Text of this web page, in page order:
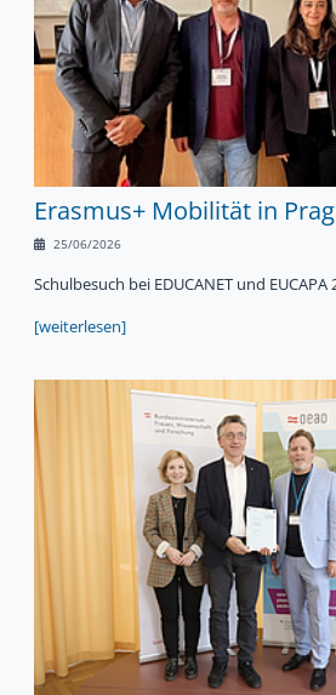
Erasmus+ Mobilität in
25/06/2026
Schulbesuch bei EDUCANET und EUCAPA
[weiterlesen]